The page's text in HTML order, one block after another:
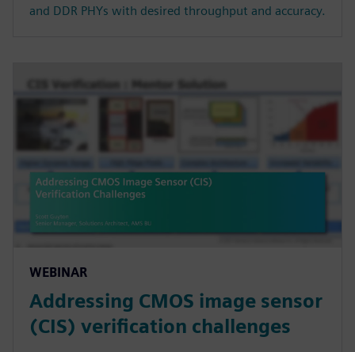
and DDR PHYs with desired throughput and accuracy.
WEBINAR
Addressing CMOS image sensor
(CIS) verification challenges